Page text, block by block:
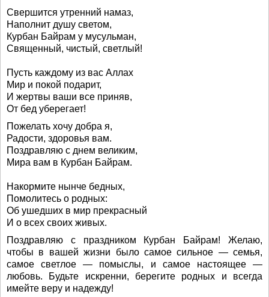
Свершится утренний намаз,
Наполнит душу светом,
Курбан Байрам у мусульман,
Священный, чистый, светлый!
Пусть каждому из вас Аллах
Мир и покой подарит,
И жертвы ваши все приняв,
От бед уберегает!
Пожелать хочу добра я,
Радости, здоровья вам.
Поздравляю с днем великим,
Мира вам в Курбан Байрам.
Накормите нынче бедных,
Помолитесь о родных:
Об ушедших в мир прекрасный
И о всех своих живых.
Поздравляю с праздником Курбан Байрам! Желаю,
чтобы в вашей жизни было самое сильное — семья,
самое светлое — помыслы, и самое настоящее —
любовь. Будьте искренни, берегите родных и всегда
имейте веру и надежду!